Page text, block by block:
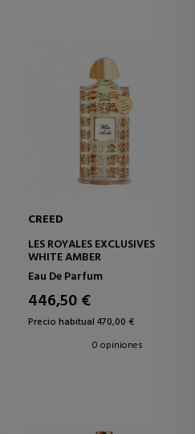
CREED
LES ROYALES EXCLUSIVES
WHITE AMBER
Eau De Parfum
446,50 €
Precio habitual 470,00 €
0 opiniones